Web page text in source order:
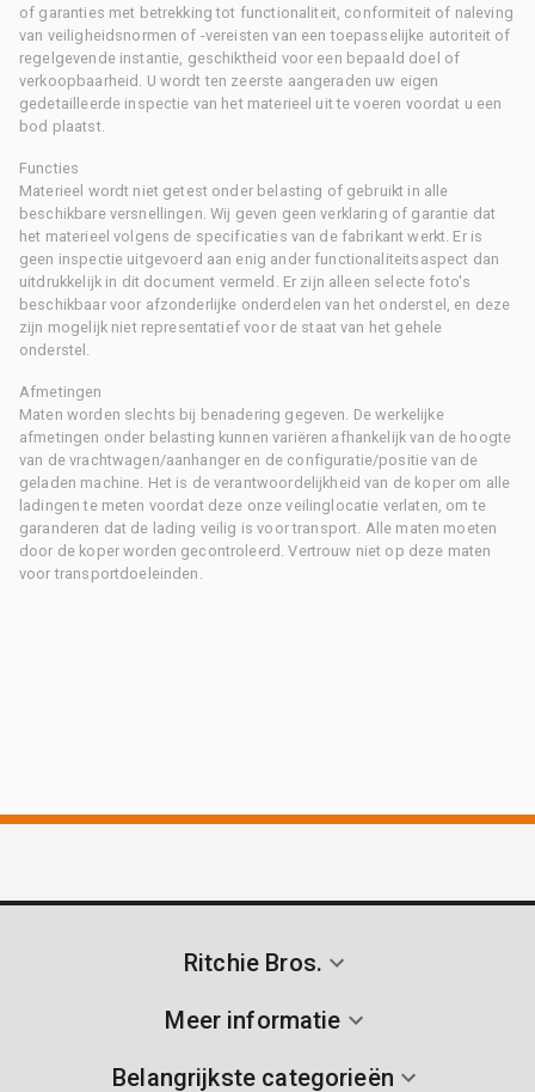
of garanties met betrekking tot functionaliteit, conformiteit of naleving
van veiligheidsnormen of -vereisten van een toepasselijke autoriteit of
regelgevende instantie, geschiktheid voor een bepaald doel of
verkoopbaarheid. U wordt ten zeerste aangeraden uw eigen
gedetailleerde inspectie van het materieel uit te voeren voordat u een
bod plaatst.
Functies
Materieel wordt niet getest onder belasting of gebruikt in alle
beschikbare versnellingen. Wij geven geen verklaring of garantie dat
het materieel volgens de specificaties van de fabrikant werkt. Er is
geen inspectie uitgevoerd aan enig ander functionaliteitsaspect dan
uitdrukkelijk in dit document vermeld. Er zijn alleen selecte foto's
beschikbaar voor afzonderlijke onderdelen van het onderstel, en deze
zijn mogelijk niet representatief voor de staat van het gehele
onderstel.
Afmetingen
Maten worden slechts bij benadering gegeven. De werkelijke
afmetingen onder belasting kunnen variëren afhankelijk van de hoogte
van de vrachtwagen/aanhanger en de configuratie/positie van de
geladen machine. Het is de verantwoordelijkheid van de koper om alle
ladingen te meten voordat deze onze veilinglocatie verlaten, om te
garanderen dat de lading veilig is voor transport. Alle maten moeten
door de koper worden gecontroleerd. Vertrouw niet op deze maten
voor transportdoeleinden.
Ritchie Bros.
Meer informatie
Belangrijkste categorieën